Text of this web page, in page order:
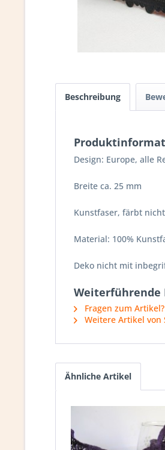
Beschreibung
Design: Europe, alle
Breite ca. 25 mm
Kunstfaser, färbt
Material: 100%
Deko nicht mit
Weiterführende
Fragen zum Artikel?
Weitere Artikel von
Ähnliche Artikel